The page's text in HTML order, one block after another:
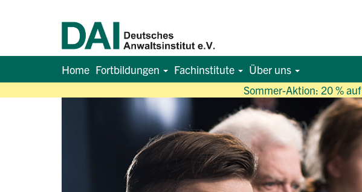
Sommer-Aktion: 20 %
Home Fortbildungen Fachinstitute Über uns